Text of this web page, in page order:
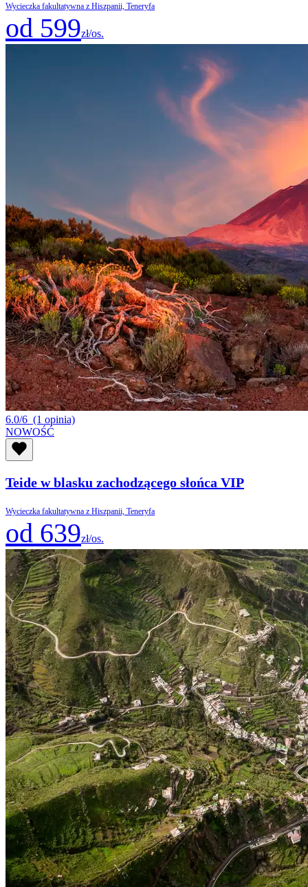
Wycieczka fakultatywna z Hiszpanii, Teneryfa
od 599zł/os.
6.0/6 (1 opinia)
NOWOŚĆ
Teide w blasku zachodzącego słońca VIP
Wycieczka fakultatywna z Hiszpanii, Teneryfa
od 639zł/os.